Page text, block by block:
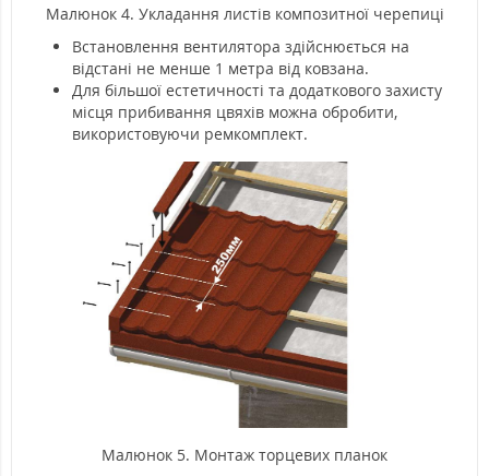
Малюнок 4. Укладання листів композитної черепиці
Встановлення вентилятора здійснюється на
відстані не менше 1 метра від ковзана.
Для більшої естетичності та додаткового захисту
місця прибивання цвяхів можна обробити,
використовуючи ремкомплект.
Малюнок 5. Монтаж торцевих планок